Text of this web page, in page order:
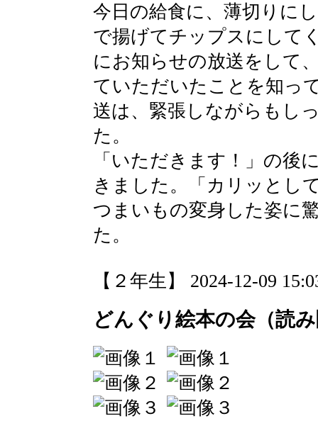
今日の給食に、薄切りに
で揚げてチップスにして
にお知らせの放送をして
ていただいたことを知っ
送は、緊張しながらもし
た。
「いただきます！」の後
きました。「カリッとし
つまいもの変身した姿に
た。
【２年生】 2024-12-09
どんぐり絵本の会（読